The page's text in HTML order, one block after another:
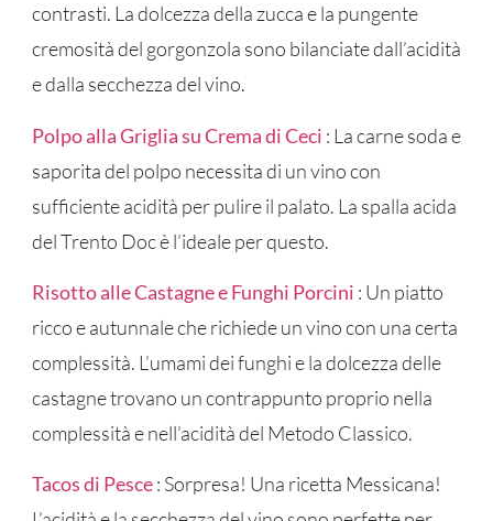
contrasti. La dolcezza della zucca e la pungente
cremosità del gorgonzola sono bilanciate dall’acidità
e dalla secchezza del vino.
Polpo alla Griglia su Crema di Ceci : La carne soda e
saporita del polpo necessita di un vino con
sufficiente acidità per pulire il palato. La spalla acida
del Trento Doc è l’ideale per questo.
Risotto alle Castagne e Funghi Porcini : Un piatto
ricco e autunnale che richiede un vino con una certa
complessità. L’umami dei funghi e la dolcezza delle
castagne trovano un contrappunto proprio nella
complessità e nell’acidità del Metodo Classico.
Tacos di Pesce: Sorpresa! Una ricetta Messicana!